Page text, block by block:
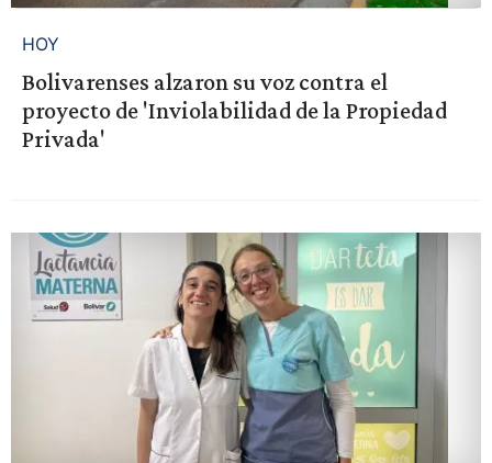
HOY
Bolivarenses alzaron su voz contra el
proyecto de 'Inviolabilidad de la Propiedad
Privada'